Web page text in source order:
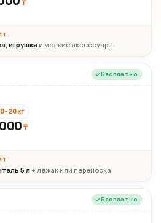
₸
игрушки и мелкие аксессуары
Бесплатно
кг
₸
5 л+ лежак или переноска
Бесплатно